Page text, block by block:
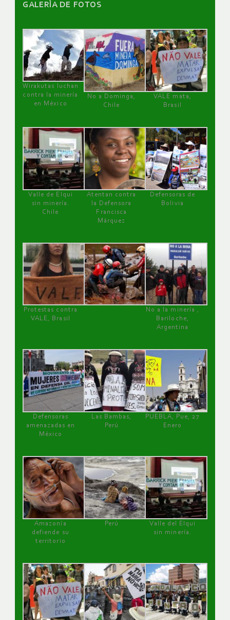
GALERÌA DE FOTOS
Wirakutas luchan
contra la minería
en México
No a Dominga,
Chile
VALE mata,
Brasil
Valle de Elqui
sin minería.
Chile
Atentan contra
la Defensora
Francisca
Márquez
Defensoras de
Bolivia
Protestas contra
VALE, Brasil
No a la minería ,
Bariloche,
Argentina
Defensoras
amenazadas en
México
Las Bambas,
Perú
PUEBLA, Pue, 27
Enero
Amazonía
defiende su
territorio
Perú
Valle del Elqui
sin minería.